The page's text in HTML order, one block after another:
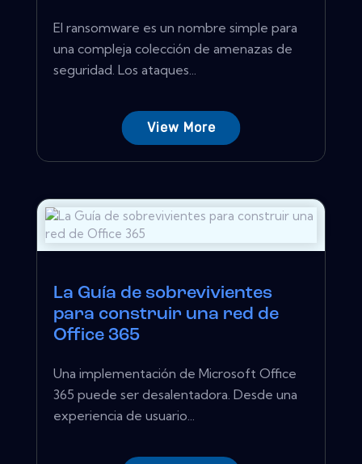
El ransomware es un nombre simple para
una compleja colección de amenazas de
seguridad. Los ataques...
View More
La Guía de sobrevivientes
para construir una red de
Office 365
Una implementación de Microsoft Office
365 puede ser desalentadora. Desde una
experiencia de usuario...